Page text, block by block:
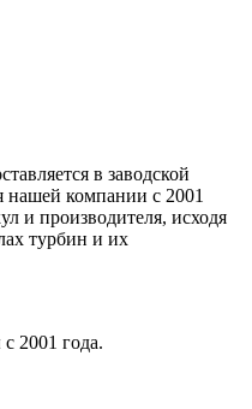
в заводской
нашей компании с 2001
и производителя, исходя
турбин и их
2001 года.